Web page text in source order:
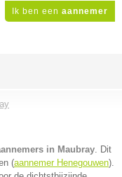
Ik ben een aannemer
in Maubray. Dit
(aannemer Henegouwen).